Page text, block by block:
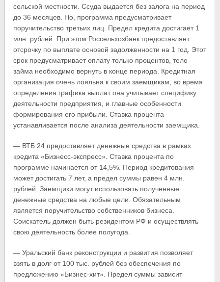
сельской местности. Ссуда выдается без залога на период
до 36 месяцев. Но, программа предусматривает
поручительство третьих лиц. Предел кредита достигает 1
млн. рублей. При этом Россельхозбанк предоставляет
отсрочку по выплате основой задолженности на 1 год. Этот
срок предусматривает оплату только процентов, тело
займа необходимо вернуть в конце периода. Кредитная
организация очень лояльна к своим заемщикам, во время
определения графика выплат она учитывает специфику
деятельности предприятия, и главные особенности
формирования его прибыли. Ставка процента
устанавливается после анализа деятельности заемщика.
— ВТБ 24 предоставляет денежные средства в рамках
кредита «Бизнесс-экспресс». Ставка процента по
программе начинается от 14,5%. Период кредитования
может достигать 7 лет, а предел суммы равен 4 млн.
рублей. Заемщики могут использовать полученные
денежные средства на любые цели. Обязательным
является поручительство собственников бизнеса.
Соискатель должен быть резидентом РФ и осуществлять
свою деятельность более полугода.
— Уральский банк реконструкции и развития позволяет
взять в долг от 100 тыс. рублей без обеспечения по
предложению «Бизнес-хит». Предел суммы зависит